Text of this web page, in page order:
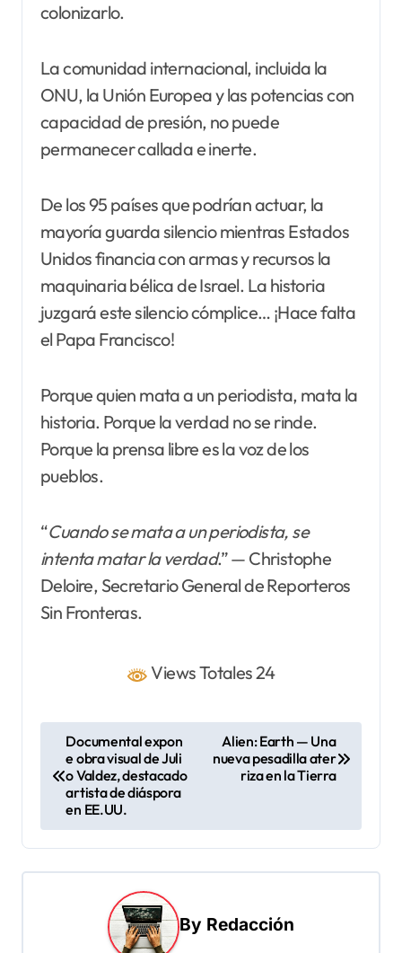
colonizarlo.
La comunidad internacional, incluida la
ONU, la Unión Europea y las potencias con
capacidad de presión, no puede
permanecer callada e inerte.
De los 95 países que podrían actuar, la
mayoría guarda silencio mientras Estados
Unidos financia con armas y recursos la
maquinaria bélica de Israel. La historia
juzgará este silencio cómplice… ¡Hace falta
el Papa Francisco!
Porque quien mata a un periodista, mata la
historia. Porque la verdad no se rinde.
Porque la prensa libre es la voz de los
pueblos.
“Cuando se mata a un periodista, se
intenta matar la verdad.” — Christophe
Deloire, Secretario General de Reporteros
Sin Fronteras.
Views Totales 24
e
g
Documental expon
e obra visual de Juli
o Valdez, destacado
artista de diáspora
en EE.UU.
Alien: Earth — Una
nueva pesadilla ater
riza en la Tierra
By Redacción